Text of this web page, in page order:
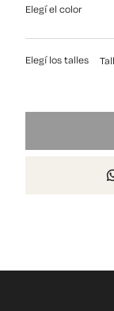
Elegí el color
Elegí los talles
NP
20